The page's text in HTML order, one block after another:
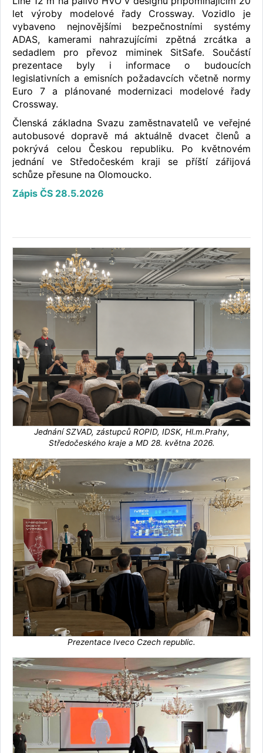
let výroby modelové řady Crossway. Vozidlo je
vybaveno nejnovějšími bezpečnostními systémy
ADAS, kamerami nahrazujícími zpětná zrcátka a
sedadlem pro převoz miminek SitSafe. Součástí
prezentace byly i informace o budoucích
legislativních a emisních požadavcích včetně normy
Euro 7 a plánované modernizaci modelové řady
Crossway.
Členská základna Svazu zaměstnavatelů ve veřejné
autobusové dopravě má aktuálně dvacet členů a
pokrývá celou Českou republiku. Po květnovém
jednání ve Středočeském kraji se příští zářijová
schůze přesune na Olomoucko.
Zápis ČS 28.5.2026
Jednání SZVAD, zástupců ROPID, IDSK, Hl.m.Prahy,
Středočeského kraje a MD 28. května 2026.
Prezentace Iveco Czech republic.